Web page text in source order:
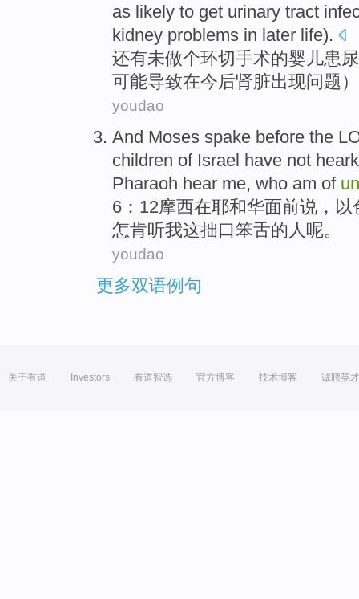
as likely to get urinary tract
kidney problems in later life).
还有未做个环切手术的婴儿患尿
可能导致在今后肾脏出现问题
youdao
And Moses spake before the
children of Israel have not
Pharaoh hear me, who am of
6：12摩西在耶和华面前说 ， 以
怎肯听我这拙口笨舌的 人 呢。
youdao
更多双语例句
关于有道 Investors 有道智选 官方博客 技术博客 诚聘英才